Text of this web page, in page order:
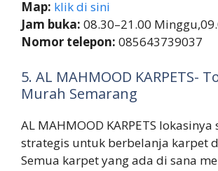
Map: klik di sini
Jam buka: 08.30–21.00
Nomor telepon: 085643739037
5. AL MAHMOOD KARPETS-
Murah Semarang
AL MAHMOOD KARPETS lokasinya
strategis untuk berbelanja karpet
Semua karpet yang ada di sana